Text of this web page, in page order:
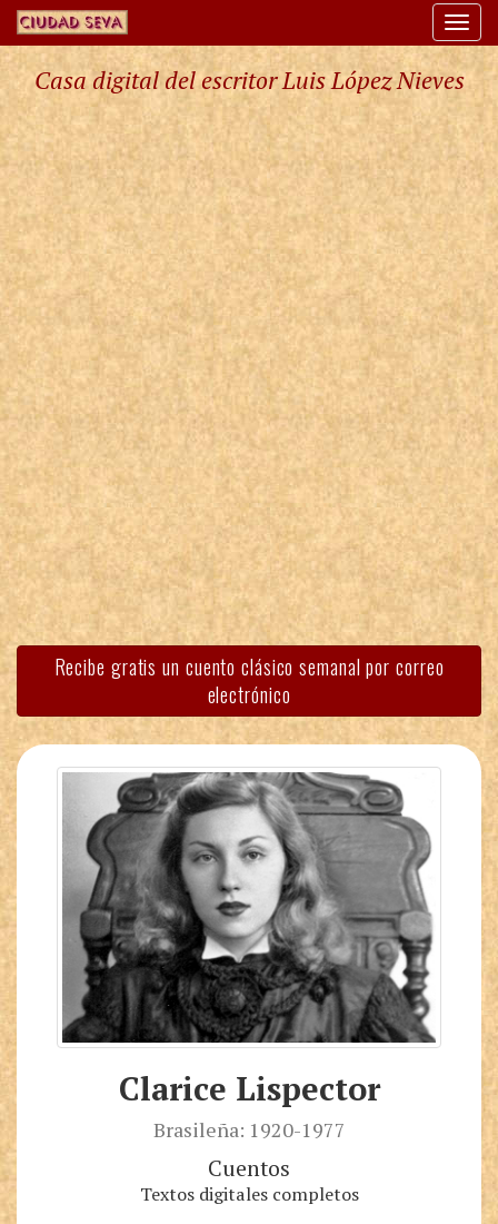
Casa digital del escritor Luis López Nieves
Recibe gratis un cuento clásico semanal por correo
electrónico
Clarice Lispector
Brasileña: 1920-1977
Cuentos
Textos digitales completos